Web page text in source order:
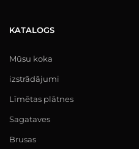
KATALOGS
Mūsu koka
izstrādājumi
Līmētas plātnes
Sagataves
Brusas